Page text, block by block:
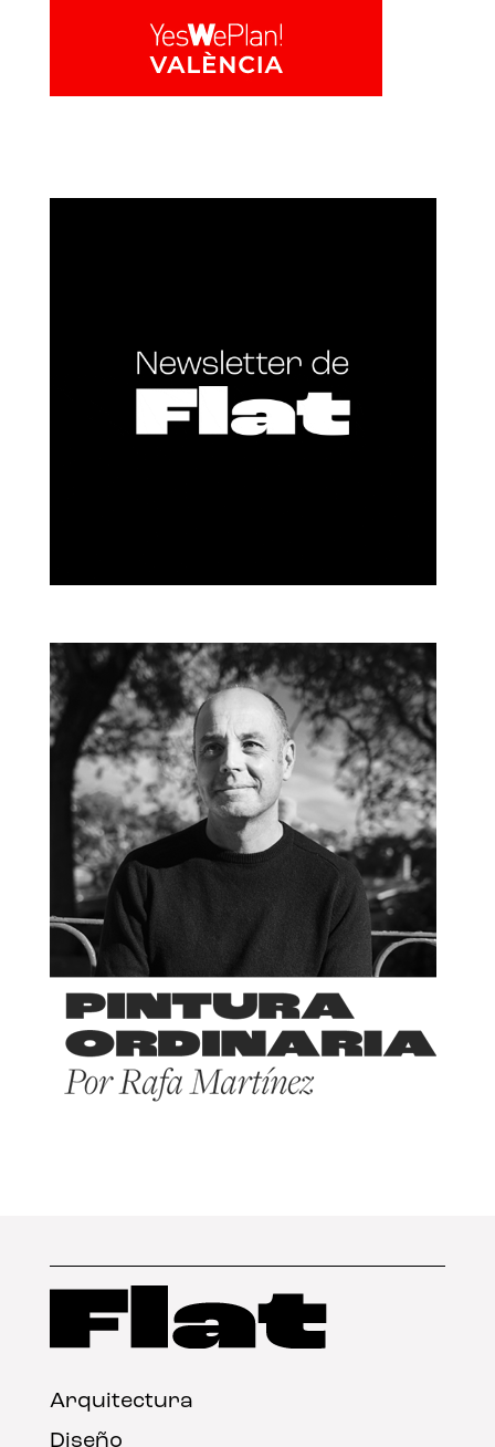
Arquitectura
Diseño